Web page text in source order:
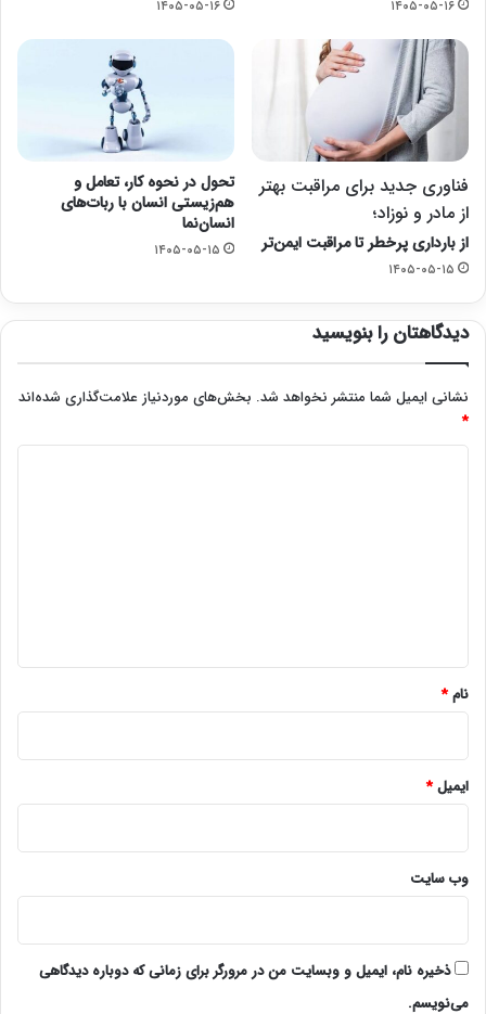
۱۴۰۵-۰۵-۱۶ ۱۴۰۵-۰۵-۱۶
فناوری جدید برای مراقبت بهتر
از مادر و نوزاد؛
از بارداری پرخطر تا مراقبت ایمن‌تر
۱۴۰۵-۰۵-۱۵
تحول در نحوه کار، تعامل و
هم‌زیستی انسان با ربات‌های
انسان‌نما
۱۴۰۵-۰۵-۱۵
دیدگاهتان را بنویسید
نشانی ایمیل شما منتشر نخواهد شد. بخش‌های موردنیاز علامت‌گذاری شده‌اند
*
نام*
ایمیل*
وب‌ سایت
ذخیره نام، ایمیل و وبسایت من در مرورگر برای زمانی که دوباره دیدگاهی
می‌نویسم.